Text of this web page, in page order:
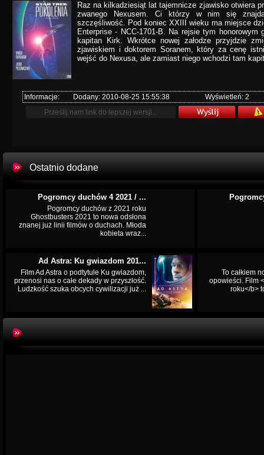
Raz na kilkadziesiąt lat tajemnicze zjawisko otwiera
zwanego Nexusem. Ci którzy w nim się
szczęśliwość. Pod koniec XXIII wieku ma miejsce
Enterprise - NCC-1701-B. Na rejsie tym honorowym
kapitan Kirk. Wkrótce nowej załodze przyjdzie
zjawiskiem i doktorem Soranem, który za cenę
wejść do Nexusa, ale zamiast niego wchodzi tam
Informacje: Dodany: 2010-08-25 15:55:38 Wyświetleń: 2
Ostatnio dodane
Pogromcy duchów 4 2021 / ...
Pogromcy duchów z 2021 roku
Ghostbusters 2021 to nowa odsłona
znanej już linii filmów o duchach. Młoda
kobieta wraz...
Ad Astra: Ku gwiazdom 201...
Film Ad Astra o podtytule Ku gwiazdom,
przenosi nas o całe dekady w przyszłość.
Ludzkość szuka obcych cywilizacji już ...
To całkiem
opowieści. Film
roku</b>